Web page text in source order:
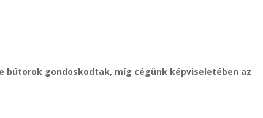
bútorok gondoskodtak, míg cégünk képviseletében az